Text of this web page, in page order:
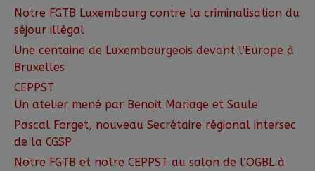
Notre FGTB Luxembourg contre la criminalisation du
séjour illégal
Une centaine de Luxembourgeois devant l’Europe à
Bruxelles
CEPPST
Un atelier mené par Benoit Mariage et Saule
Pascal Forget, nouveau Secrétaire régional intersec
de la CGSP
Notre FGTB et notre CEPPST au salon de l’OGBL à